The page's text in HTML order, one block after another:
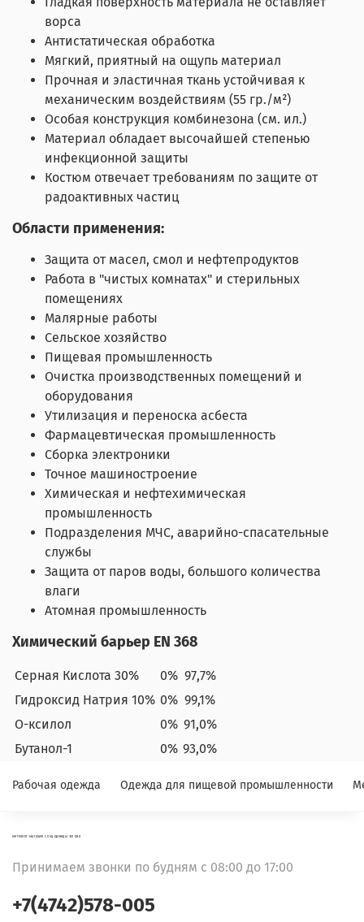
ворса
Антистатическая обработка
Мягкий, приятный на ощупь материал
Прочная и эластичная ткань устойчивая к
механическим воздействиям (55 гр./м²)
Особая конструкция комбинезона (см. ил.)
Материал обладает высочайшей степенью
инфекционной защиты
Костюм отвечает требованиям по защите от
радоактивных частиц
Области применения:
Защита от масел, смол и нефтепродуктов
Работа в "чистых комнатах" и стерильных
помещениях
Малярные работы
Сельское хозяйство
Пищевая промышленность
Очистка производственных помещений и
оборудования
Утилизация и переноска асбеста
Фармацевтическая промышленность
Сборка электроники
Точное машиностроение
Химическая и нефтехимическая
промышленность
Подразделения МЧС, аварийно-спасательные
службы
Защита от паров воды, большого количества
влаги
Атомная промышленность
Химический барьер EN 368
Серная Кислота 30% 0% 97,7%
Гидроксид Натрия 10% 0% 99,1%
О-ксилол
0% 91,0%
Бутанол-1
0% 93,0%
Рабочая одежда Одежда для пищевой промышленности
ИНТЕРНЕТ-МАГАЗИН СПЕЦОДЕЖДЫ ФЛОКК
Принимаем звонки по будням с 08:00 до 17:00
+7(4742)578-005